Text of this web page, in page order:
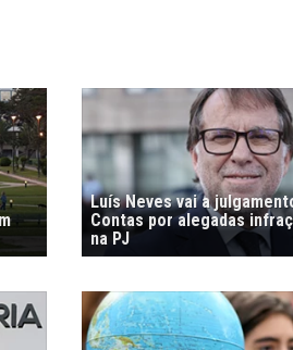
Luís Neves vai a
Contas por alegadas
na PJ